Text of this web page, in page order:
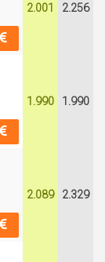
2.001 2.256
1.990 1.990
2.089 2.329